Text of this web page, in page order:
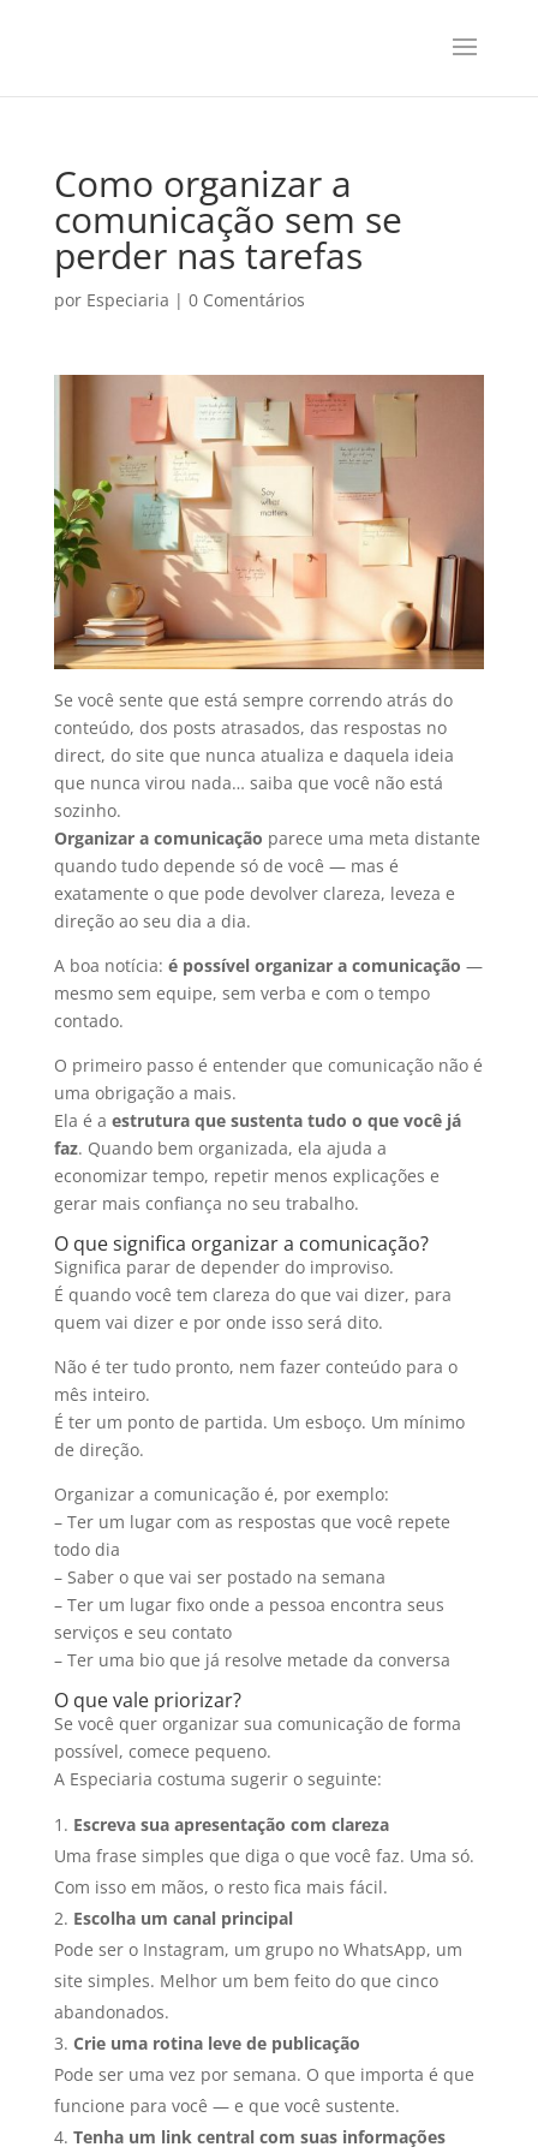
Como organizar a
comunicação sem se
perder nas tarefas
por Especiaria | 0 Comentários
Se você sente que está sempre correndo atrás do
conteúdo, dos posts atrasados, das respostas no
direct, do site que nunca atualiza e daquela ideia
que nunca virou nada… saiba que você não está
sozinho.
Organizar a comunicação parece uma meta distante
quando tudo depende só de você — mas é
exatamente o que pode devolver clareza, leveza e
direção ao seu dia a dia.
A boa notícia: é possível organizar a comunicação —
mesmo sem equipe, sem verba e com o tempo
contado.
O primeiro passo é entender que comunicação não é
uma obrigação a mais.
Ela é a estrutura que sustenta tudo o que você já
faz. Quando bem organizada, ela ajuda a
economizar tempo, repetir menos explicações e
gerar mais confiança no seu trabalho.
O que significa organizar a comunicação?
Significa parar de depender do improviso.
É quando você tem clareza do que vai dizer, para
quem vai dizer e por onde isso será dito.
Não é ter tudo pronto, nem fazer conteúdo para o
mês inteiro.
É ter um ponto de partida. Um esboço. Um mínimo
de direção.
Organizar a comunicação é, por exemplo:
– Ter um lugar com as respostas que você repete
todo dia
– Saber o que vai ser postado na semana
– Ter um lugar fixo onde a pessoa encontra seus
serviços e seu contato
– Ter uma bio que já resolve metade da conversa
O que vale priorizar?
Se você quer organizar sua comunicação de forma
possível, comece pequeno.
A Especiaria costuma sugerir o seguinte:
Escreva sua apresentação com clareza
Uma frase simples que diga o que você faz. Uma só.
Com isso em mãos, o resto fica mais fácil.
Escolha um canal principal
Pode ser o Instagram, um grupo no WhatsApp, um
site simples. Melhor um bem feito do que cinco
abandonados.
Crie uma rotina leve de publicação
Pode ser uma vez por semana. O que importa é que
funcione para você — e que você sustente.
Tenha um link central com suas informações